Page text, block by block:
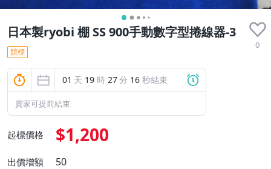
日本製ryobi 棚 SS 900手動數字型捲線器-3
0
競標
01 天 19 時 27分 15 秒結束
賣家可提前結束
起標價格 $1,200
出價增額 50